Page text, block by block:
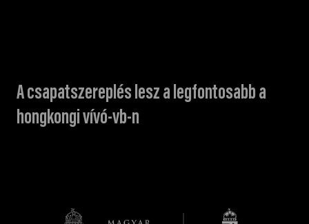
A csapatszereplés lesz a legfontosabb a
hongkongi vívó-vb-n